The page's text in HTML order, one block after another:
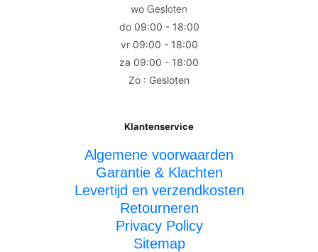
wo Gesloten
do 09:00 - 18:00
vr 09:00 - 18:00
za 09:00 - 18:00
Zo : Gesloten
Klantenservice
Algemene voorwaarden
Garantie & Klachten
Levertijd en verzendkosten
Retourneren
Privacy Policy
Sitemap